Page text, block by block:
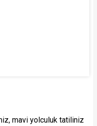
mavi yolculuk tatiliniz